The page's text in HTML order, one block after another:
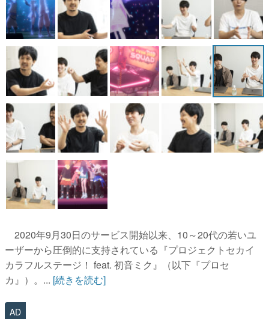
電ファミニコゲーマーとは？
運営：株式会社マレ
2020年9月30日のサービス開始以来、10～20代の若いユ
ーザーから圧倒的に支持されている『プロジェクトセカイ
カラフルステージ！ feat. 初音ミク』（以下『プロセ
カ』）。... [続きを読む]
AD